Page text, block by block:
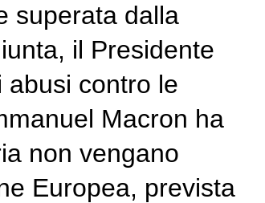
superata dalla
il Presidente
contro le
Macron ha
non vengano
Europea, prevista